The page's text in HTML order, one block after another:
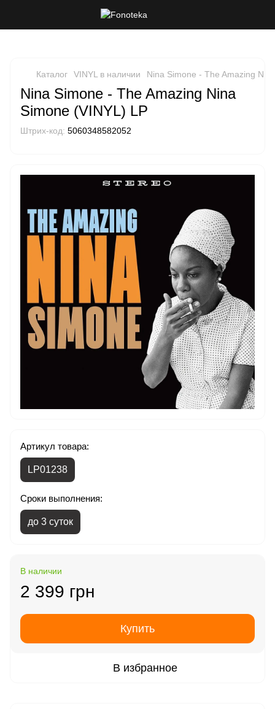
Каталог VINYL в наличии Nina Simone - The Amazing
Nina Simone - The Amazing Nina
Simone (VINYL) LP
Штрих-код: 5060348582052
Артикул товара:
LP01238
Сроки выполнения:
до 3 суток
В наличии
2 399 грн
Купить
В избранное